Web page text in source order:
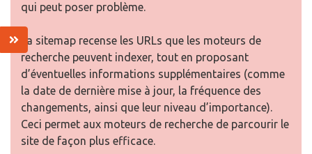
qui peut poser problème.
La sitemap recense les URLs que les moteurs de
recherche peuvent indexer, tout en proposant
d’éventuelles informations supplémentaires (comme
la date de dernière mise à jour, la fréquence des
changements, ainsi que leur niveau d’importance).
Ceci permet aux moteurs de recherche de parcourir le
site de façon plus efficace.